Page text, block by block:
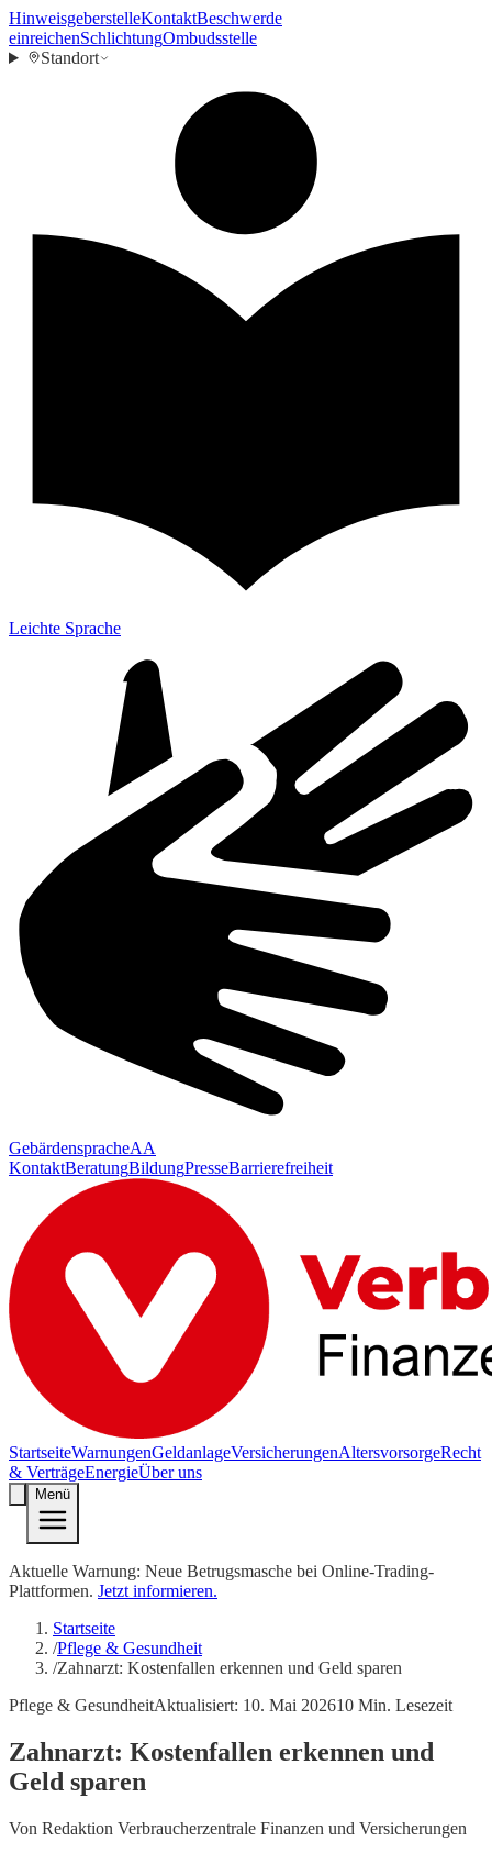
HinweisgeberstelleKontaktBeschwerde
einreichenSchlichtungOmbudsstelle
Standort
Leichte Sprache
GebärdenspracheAA
KontaktBeratungBildungPresseBarrierefreiheit
StartseiteWarnungenGeldanlageVersicherungenAltersvorsorgeRecht
& VerträgeEnergieÜber uns
Menü
Aktuelle Warnung: Neue Betrugsmasche bei Online-Trading-
Plattformen. Jetzt informieren.
Startseite
/Pflege & Gesundheit
/Zahnarzt: Kostenfallen erkennen und Geld sparen
Pflege & GesundheitAktualisiert: 10. Mai 202610 Min. Lesezeit
Zahnarzt: Kostenfallen erkennen und
Geld sparen
Von Redaktion Verbraucherzentrale Finanzen und Versicherungen